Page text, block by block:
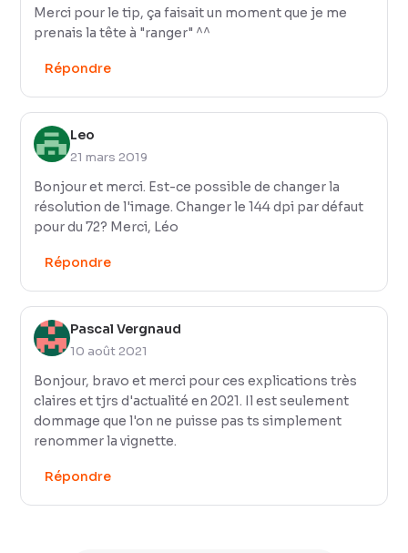
Merci pour le tip, ça faisait un moment que je me
prenais la tête à "ranger" ^^
Répondre
Leo
21 mars 2019
Bonjour et merci. Est-ce possible de changer la
résolution de l'image. Changer le 144 dpi par défaut
pour du 72? Merci, Léo
Répondre
Pascal Vergnaud
10 août 2021
Bonjour, bravo et merci pour ces explications très
claires et tjrs d'actualité en 2021. Il est seulement
dommage que l'on ne puisse pas ts simplement
renommer la vignette.
Répondre